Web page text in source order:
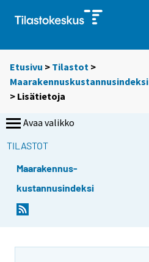
Etusivu > Tilastot >
Maarakennuskustannusindeksi
> Lisätietoja
Avaa valikko
TILASTOT
Maarakennus-
kustannusindeksi